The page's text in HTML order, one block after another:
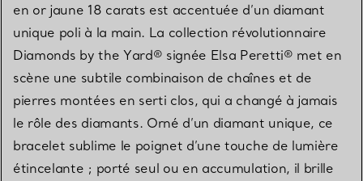
en or jaune 18 carats est accentuée d’un diamant
unique poli à la main. La collection révolutionnaire
Diamonds by the Yard® signée Elsa Peretti® met en
scène une subtile combinaison de chaînes et de
pierres montées en serti clos, qui a changé à jamais
le rôle des diamants. Orné d’un diamant unique, ce
bracelet sublime le poignet d’une touche de lumière
étincelante ; porté seul ou en accumulation, il brille